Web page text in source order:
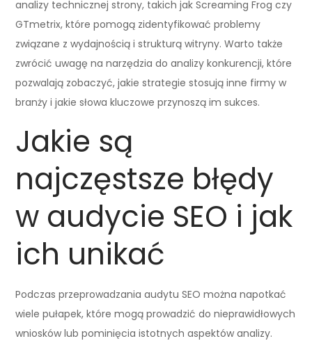
analizy technicznej strony, takich jak Screaming Frog czy
GTmetrix, które pomogą zidentyfikować problemy
związane z wydajnością i strukturą witryny. Warto także
zwrócić uwagę na narzędzia do analizy konkurencji, które
pozwalają zobaczyć, jakie strategie stosują inne firmy w
branży i jakie słowa kluczowe przynoszą im sukces.
Jakie są
najczęstsze błędy
w audycie SEO i jak
ich unikać
Podczas przeprowadzania audytu SEO można napotkać
wiele pułapek, które mogą prowadzić do nieprawidłowych
wniosków lub pominięcia istotnych aspektów analizy.